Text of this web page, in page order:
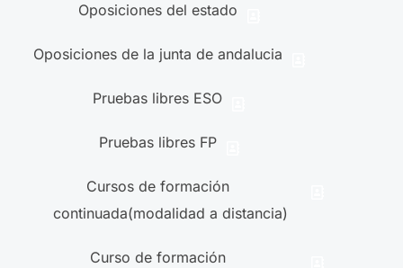
Oposiciones del estado
Oposiciones de la junta de andalucia
Pruebas libres ESO
Pruebas libres FP
Cursos de formación
continuada(modalidad a distancia)
Curso de formación